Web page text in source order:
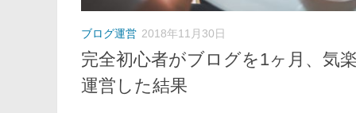
ブログ運営 2018年11月30日
完全初心者がブログを1ヶ月、気
運営した結果